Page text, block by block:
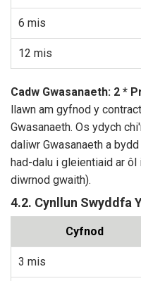
6 mis
12 mis
Cadw Gwasanaeth: 2 *
llawn am gyfnod y
Gwasanaeth. Os ydych
daliwr Gwasanaeth a
had-dalu i gleientiaid ar
diwrnod gwaith).
4.2. Cynllun Swyddfa
Cyfnod
3 mis